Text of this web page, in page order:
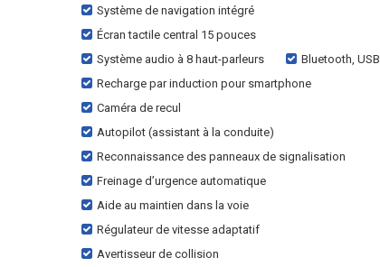
Système de navigation intégré
Écran tactile central 15 pouces
Système audio à 8 haut-parleurs
Bluetooth, USB
Recharge par induction pour smartphone
Caméra de recul
Autopilot (assistant à la conduite)
Reconnaissance des panneaux de signalisation
Freinage d’urgence automatique
Aide au maintien dans la voie
Régulateur de vitesse adaptatif
Avertisseur de collision